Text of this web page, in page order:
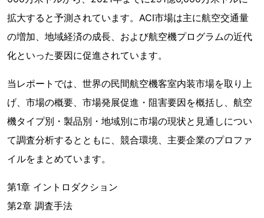
拡大すると予測されています。ACI市場は主に航空交通量
の増加、地域経済の成長、および航空機プログラムの近代
化といった要因に促進されています。
当レポートでは、世界の民間航空機客室内装市場を取り上
げ、市場の概要、市場発展促進・阻害要因を概括し、航空
機タイプ別・製品別・地域別に市場の現状と見通しについ
て調査分析するとともに、競合環境、主要企業のプロファ
イルをまとめています。
第1章 イントロダクション
第2章 調査手法